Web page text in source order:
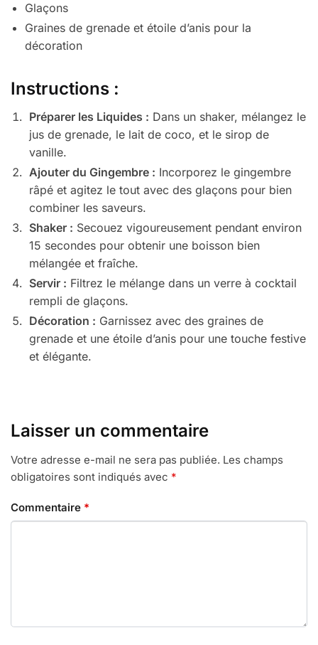
Glaçons
Graines de grenade et étoile d’anis pour la
décoration
Instructions :
Préparer les Liquides : Dans un shaker, mélangez le
jus de grenade, le lait de coco, et le sirop de
vanille.
Ajouter du Gingembre : Incorporez le gingembre
râpé et agitez le tout avec des glaçons pour bien
combiner les saveurs.
Shaker : Secouez vigoureusement pendant environ
15 secondes pour obtenir une boisson bien
mélangée et fraîche.
Servir : Filtrez le mélange dans un verre à cocktail
rempli de glaçons.
Décoration : Garnissez avec des graines de
grenade et une étoile d’anis pour une touche festive
et élégante.
Laisser un commentaire
Votre adresse e-mail ne sera pas publiée. Les champs
obligatoires sont indiqués avec *
Commentaire *